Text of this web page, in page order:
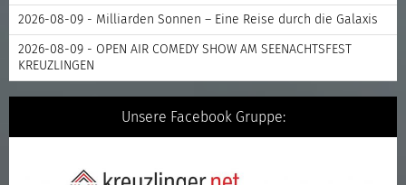
2026-08-09 - Milliarden Sonnen – Eine Reise durch die Galaxis
2026-08-09 - OPEN AIR COMEDY SHOW AM SEENACHTSFEST
KREUZLINGEN
Unsere Facebook Gruppe: